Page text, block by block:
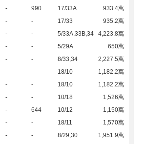
- 990 17/33A
933.4萬
- - 17/33
935.2萬
- - 5/33A,33B,34
4,223.8萬
- - 5/29A
650萬
- - 8/33,34
2,227.5萬
- - 18/10
1,182.2萬
- - 18/10
1,182.2萬
- - 10/18
1,526萬
- 644 10/12
1,150萬
- - 18/11
1,570萬
- - 8/29,30
1,951.9萬